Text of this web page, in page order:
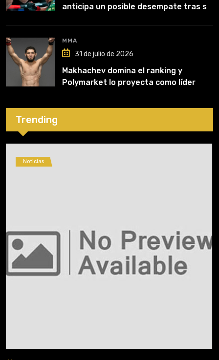
anticipa un posible desempate tras su
MMA
31 de julio de 2026
Makhachev domina el ranking y
Polymarket lo proyecta como líder
Trending
Noticias